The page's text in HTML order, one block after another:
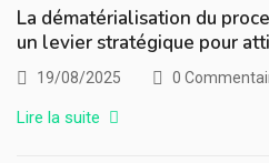
La dématérialisation du
un levier stratégique pour
19/08/2025 0
Lire la suite